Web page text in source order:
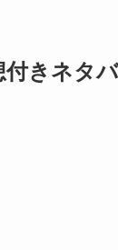
きネタ